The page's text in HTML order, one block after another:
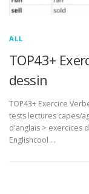
ALL
TOP43+
dessin
TOP43+ Exercice
tests lectures capes/
d'anglais > exercices
Englishcool …